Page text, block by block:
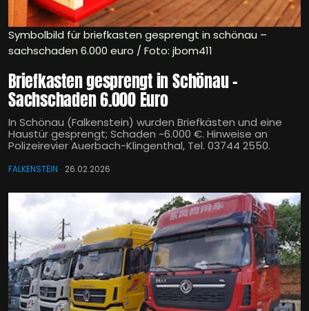
Symbolbild für briefkasten gesprengt in schönau –
sachschaden 6.000 euro / Foto: jbom411
Briefkasten gesprengt in Schönau –
Sachschaden 6.000 Euro
In Schönau (Falkenstein) wurden Briefkästen und eine
Haustür gesprengt; Schaden ~6.000 €. Hinweise an
Polizeirevier Auerbach-Klingenthal, Tel. 03744 2550.
FALKENSTEIN 26.02.2026